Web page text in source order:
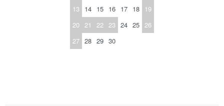
13
14 15 16 17 18
19
20 21 22 23 24 25 26
27 28 29 30